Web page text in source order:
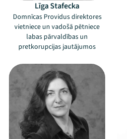
Līga Stafecka
Domnīcas Providus direktores
vietniece un vadošā pētniece
labas pārvaldības un
pretkorupcijas jautājumos